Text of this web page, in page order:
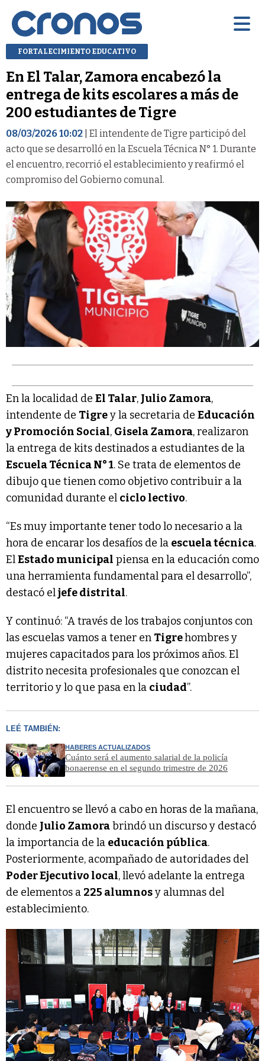
FORTALECIMIENTO EDUCATIVO
En El Talar, Zamora encabezó la
entrega de kits escolares a más de
200 estudiantes de Tigre
08/03/2026 10:02 | El intendente de Tigre participó del
acto que se desarrolló en la Escuela Técnica N° 1. Durante
el encuentro, recorrió el establecimiento y reafirmó el
compromiso del Gobierno comunal.
En la localidad de El Talar, Julio Zamora,
intendente de Tigrey la secretaria de Educación
y Promoción Social, Gisela Zamora, realizaron
la entrega de kits destinados a estudiantes de la
Escuela Técnica N° 1. Se trata de elementos de
dibujo que tienen como objetivo contribuir a la
comunidad durante el ciclo lectivo.
“Es muy importante tener todo lo necesario a la
hora de encarar los desafíos de la escuela técnica.
ElEstado municipal piensa en la educación como
una herramienta fundamental para el desarrollo”,
destacó eljefe distrital.
Y continuó: “A través de los trabajos conjuntos con
las escuelas vamos a tener en Tigrehombres y
mujeres capacitados para los próximos años. El
distrito necesita profesionales que conozcan el
territorio y lo que pasa en la ciudad”.
LEÉ TAMBIÉN:
HABERES ACTUALIZADOS
Cuánto será el aumento salarial de la policía
bonaerense en el segundo trimestre de 2026
El encuentro se llevó a cabo en horas de la mañana,
donde Julio Zamorabrindó un discurso y destacó
la importancia de la educación pública.
Posteriormente, acompañado de autoridades del
Poder Ejecutivo local, llevó adelante la entrega
de elementos a 225 alumnosy alumnas del
establecimiento.